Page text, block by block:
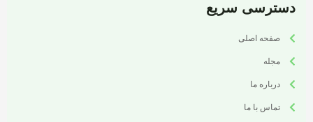
دسترسی سریع
صفحه اصلی
مجله
درباره ما
تماس با ما